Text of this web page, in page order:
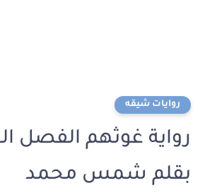
روايات شيقه
بقلم شمس محمد